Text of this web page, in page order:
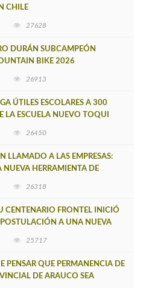
CHILE
27628
DURÁN SUBCAMPEÓN
BIKE 2026
26913
ÚTILES ESCOLARES A 300
LA ESCUELA NUEVO TOQUI
26450
LLAMADO A LAS EMPRESAS:
NUEVA HERRAMIENTA DE
26318
CENTENARIO FRONTEL INICIÓ
POSTULACIÓN A UNA NUEVA
25717
PENSAR QUE PERMANENCIA DE
DE ARAUCO SEA